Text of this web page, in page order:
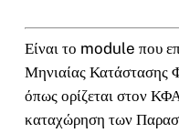
Είναι το module που
Μηνιαίας Κατάστασης
όπως ορίζεται στον
καταχώρηση των